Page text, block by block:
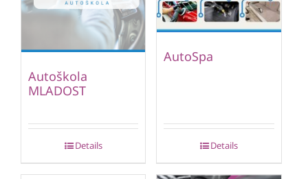
Autoškola
MLADOST
Details
AutoSpa
Details